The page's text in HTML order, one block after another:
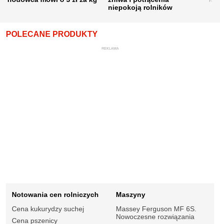
niepokoją rolników
POLECANE PRODUKTY
REKLAMA
Notowania cen rolniczych
Cena kukurydzy suchej
Cena pszenicy
Maszyny
Massey Ferguson MF 6S.
Nowoczesne rozwiązania